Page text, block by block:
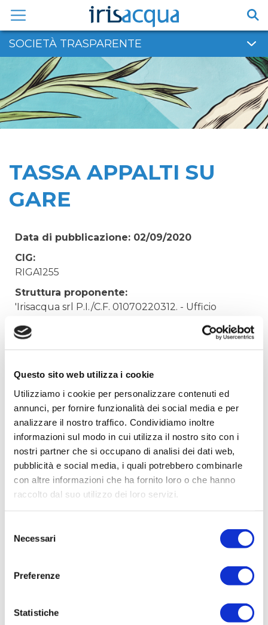
Questo sito web utilizza i cookie
Utilizziamo i cookie per personalizzare contenuti ed
annunci, per fornire funzionalità dei social media e per
analizzare il nostro traffico. Condividiamo inoltre
informazioni sul modo in cui utilizza il nostro sito con i
nostri partner che si occupano di analisi dei dati web,
pubblicità e social media, i quali potrebbero combinarle
con altre informazioni che ha fornito loro o che hanno
raccolto dal suo utilizzo dei loro servizi.
delNecessari
Preferenze
Statistiche
contenuto
SOCIETÀ TRASPARENTE
TASSA APPALTI SU
GARE
Data di pubblicazione: 02/09/2020
CIG:
RIGA1255
Struttura proponente:
'Irisacqua srl P.I./C.F. 01070220312. - Ufficio
Oggetto:
Elenco operatori invitati:
Codice Fiscale:
Procedura di scelta:
Affidamento ai sensi del Regolamento Generale
Aziendale per Lavori Servizi e Forniture
Aggiudicatario Nome:
- cod. fisc.
Importo Aggiudicazione:
2715,0000
Tempi di completamento:
Importo Liquidato:
Pagina aggiornata il 02/09/2020